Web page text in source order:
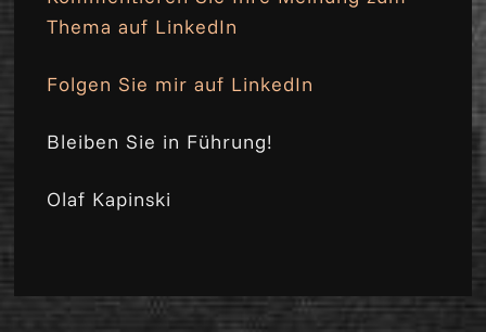
Thema auf LinkedIn
Folgen Sie mir auf LinkedIn
Bleiben Sie in Führung!
Olaf Kapinski